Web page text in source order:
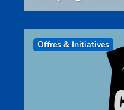
Offres & Initiatives